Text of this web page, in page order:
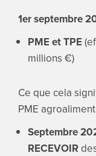
1er septembre
PME et TPE
millions €)
Ce que cela
PME
Septembre
RECEVOIR